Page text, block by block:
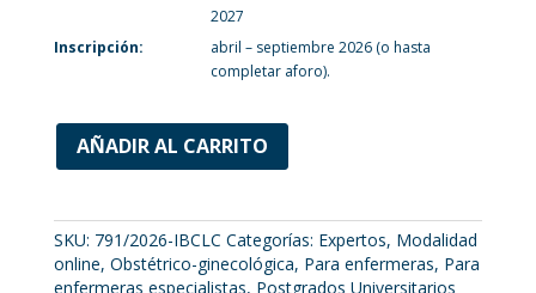
2027
Inscripción:
abril – septiembre 2026 (o hasta
completar aforo).
AÑADIR AL CARRITO
SKU: 791/2026-IBCLC Categorías: Expertos, Modalidad
online, Obstétrico-ginecológica, Para enfermeras, Para
enfermeras especialistas, Postgrados Universitarios